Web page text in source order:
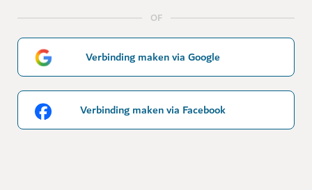
OF
Verbinding maken via Google
Verbinding maken via Facebook